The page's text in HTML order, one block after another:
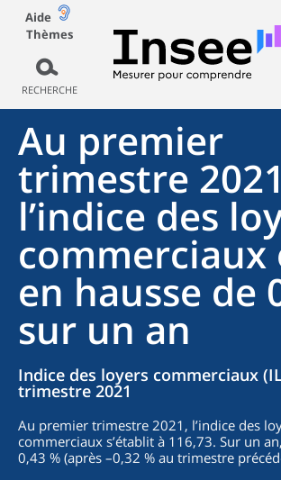
Aide
Thèmes
RECHERCHE
Au premier
trimestre
l’indice des
commerciaux
en hausse de
sur un an
Indice des loyers commerciaux
trimestre 2021
Au premier trimestre 2021, l’indice des
commerciaux s’établit à 116,73. Sur un
0,43 % (après –0,32 % au trimestre